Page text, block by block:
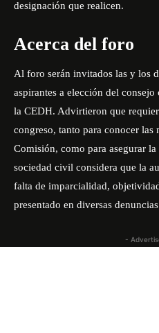
designación que realicen.
Acerca del foro
Al foro serán invitados las y los
aspirantes a elección del
la CEDH. Advirtieron que
congreso, tanto para conocer las
Comisión, como para asegurar
sociedad civil considera que la
falta de imparcialidad,
presentado en diversas
-